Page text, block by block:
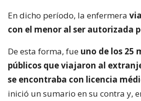
En dicho período, la enfermera
con el menor al ser autorizada
De esta forma, fue uno de los 25
públicos que viajaron al
se encontraba con licencia
inició un sumario en su contra y,